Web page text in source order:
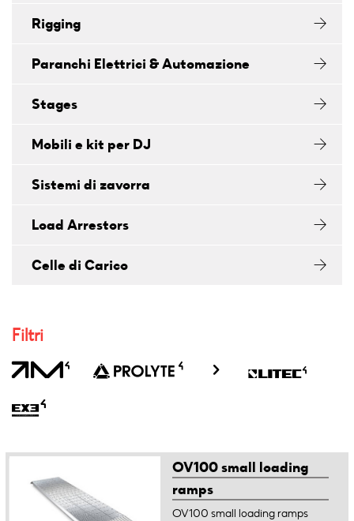
Rigging
Paranchi Elettrici & Automazione
Stages
Mobili e kit per DJ
Sistemi di zavorra
Load Arrestors
Celle di Carico
Filtri
OV100 small loading
ramps
OV100 small loading ramps